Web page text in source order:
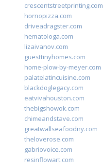
crescentstreetprinting.com
hornopizza.com
driveadragster.com
hematologa.com
lizaivanov.com
guesttinyhomes.com
home-plow-by-meyer.com
palatelatincuisine.com
blackdoglegacy.com
eatvivahouston.com
thebigshowok.com
chimeandstave.com
greatwallseafoodny.com
theloverose.com
gabriovoice.com
resinflowart.com